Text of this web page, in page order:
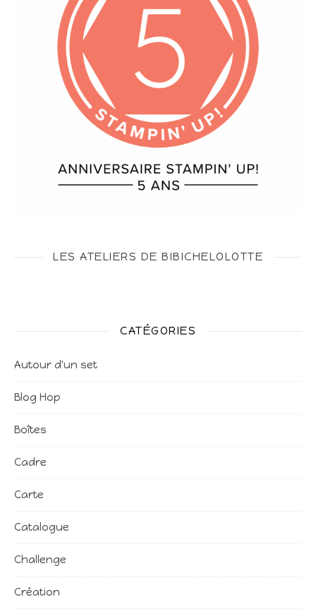
LES ATELIERS DE BIBICHELOLOTTE
CATÉGORIES
Autour d'un set
Blog Hop
Boîtes
Cadre
Carte
Catalogue
Challenge
Création